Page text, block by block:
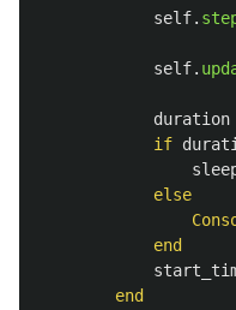
self.
self.
duration
if
else
end
end